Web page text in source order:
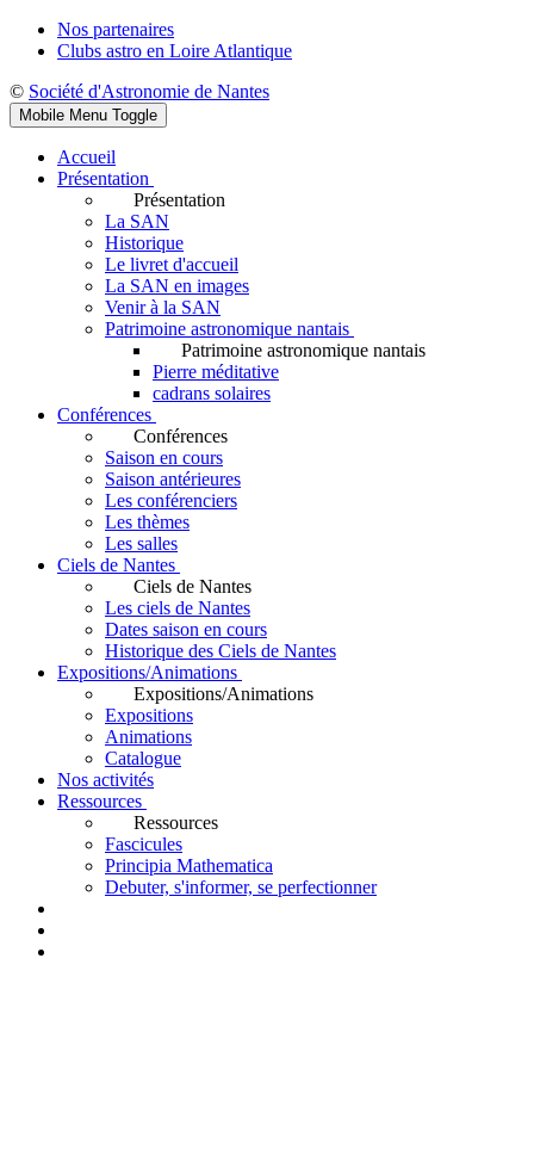
Nos partenaires
Clubs astro en Loire Atlantique
© Société d'Astronomie de Nantes
Mobile Menu Toggle
Accueil
Présentation
Présentation
La SAN
Historique
Le livret d'accueil
La SAN en images
Venir à la SAN
Patrimoine astronomique nantais
Patrimoine astronomique nantais
Pierre méditative
cadrans solaires
Conférences
Conférences
Saison en cours
Saison antérieures
Les conférenciers
Les thèmes
Les salles
Ciels de Nantes
Ciels de Nantes
Les ciels de Nantes
Dates saison en cours
Historique des Ciels de Nantes
Expositions/Animations
Expositions/Animations
Expositions
Animations
Catalogue
Nos activités
Ressources
Ressources
Fascicules
Principia Mathematica
Debuter, s'informer, se perfectionner